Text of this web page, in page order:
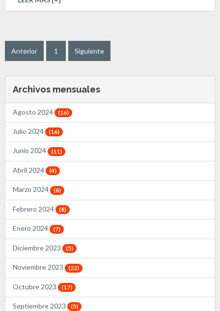
Anterior 1 Siguiente
Archivos mensuales
Agosto 2024 (16)
Julio 2024 (16)
Junio 2024 (11)
Abril 2024 (4)
Marzo 2024 (8)
Febrero 2024 (8)
Enero 2024 (7)
Diciembre 2023 (5)
Noviembre 2023 (22)
Octubre 2023 (17)
Septiembre 2023 (5)